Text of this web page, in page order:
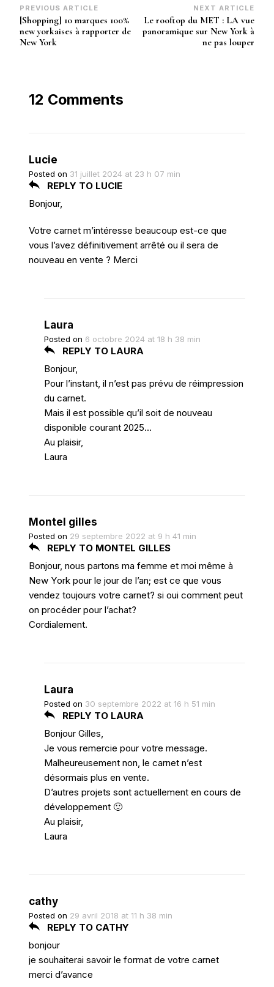
Post
Navigation
PREVIOUS ARTICLE
[Shopping] 10 marques 100%
new yorkaises à rapporter de
New York
NEXT ARTICLE
Le rooftop du MET : LA vue
panoramique sur New York à
ne pas louper
12 Comments
Lucie
Posted on 31 juillet 2024 at 23 h 07 min
REPLY TO LUCIE
Bonjour,
Votre carnet m’intéresse beaucoup est-ce que
vous l’avez définitivement arrêté ou il sera de
nouveau en vente ? Merci
Laura
Posted on 6 octobre 2024 at 18 h 38 min
REPLY TO LAURA
Bonjour,
Pour l’instant, il n’est pas prévu de réimpression
du carnet.
Mais il est possible qu’il soit de nouveau
disponible courant 2025…
Au plaisir,
Laura
Montel gilles
Posted on 29 septembre 2022 at 9 h 41 min
REPLY TO MONTEL GILLES
Bonjour, nous partons ma femme et moi même à
New York pour le jour de l’an; est ce que vous
vendez toujours votre carnet? si oui comment peut
on procéder pour l’achat?
Cordialement.
Laura
Posted on 30 septembre 2022 at 16 h 51 min
REPLY TO LAURA
Bonjour Gilles,
Je vous remercie pour votre message.
Malheureusement non, le carnet n’est
désormais plus en vente.
D’autres projets sont actuellement en cours de
développement 🙂
Au plaisir,
Laura
cathy
Posted on 29 avril 2018 at 11 h 38 min
REPLY TO CATHY
bonjour
je souhaiterai savoir le format de votre carnet
merci d’avance